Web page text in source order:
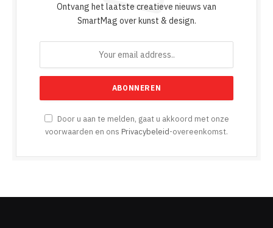
Ontvang het laatste creatieve nieuws van
SmartMag over kunst & design.
Door u aan te melden, gaat u akkoord met onze
voorwaarden en ons Privacybeleid-overeenkomst.